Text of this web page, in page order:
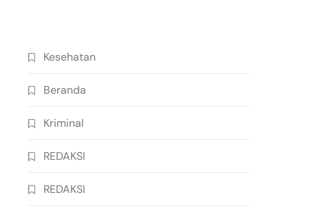
Kesehatan
Beranda
Kriminal
REDAKSI
REDAKSI